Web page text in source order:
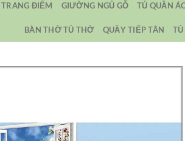
TRANG ĐIỂM GIƯỜNG NGỦ GỖ TỦ QUẦN
BÀN THỜ TỦ THỜ QUẦY TIẾP TÂN TỦ